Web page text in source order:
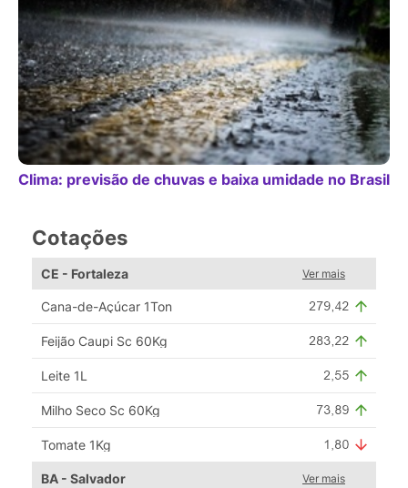
Clima: previsão de chuvas e baixa umidade no Brasil
Cotações
CE - Fortaleza Ver mais
Cana-de-Açúcar 1Ton
Feijão Caupi Sc 60Kg
Leite 1L
Milho Seco Sc 60Kg
Tomate 1Kg
BA - Salvador Ver mais